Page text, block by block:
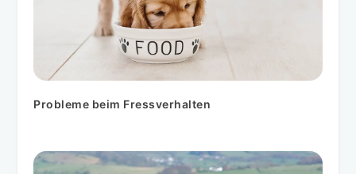
Probleme beim Fressverhalten